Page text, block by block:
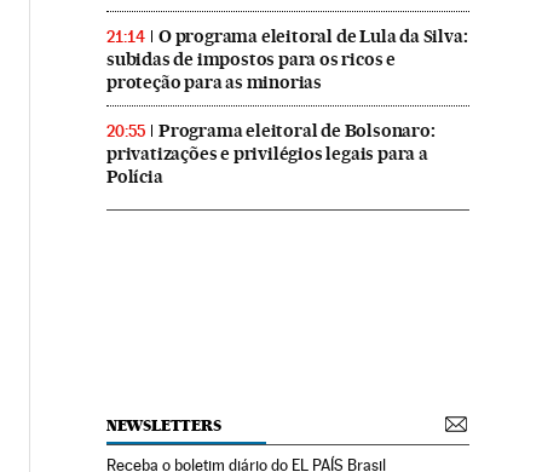
21:14
O programa eleitoral de Lula da Silva:
subidas de impostos para os ricos e
proteção para as minorias
20:55
Programa eleitoral de Bolsonaro:
privatizações e privilégios legais para a
Polícia
NEWSLETTERS
Receba o boletim diário do EL PAÍS Brasil